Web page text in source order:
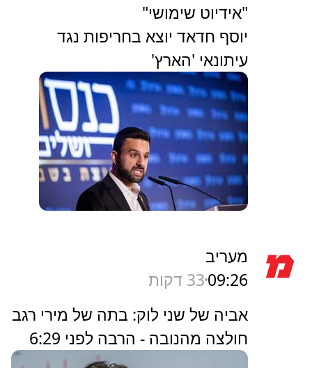
"אידיוט שימושי"
יוסף חדאד יוצא בחריפות נגד
עיתונאי 'הארץ'
מעריב
09:2633 דקות
אביה של שני לוק: בתה של מירי רגב
חולצה מהנובה - הרבה לפני 6:29